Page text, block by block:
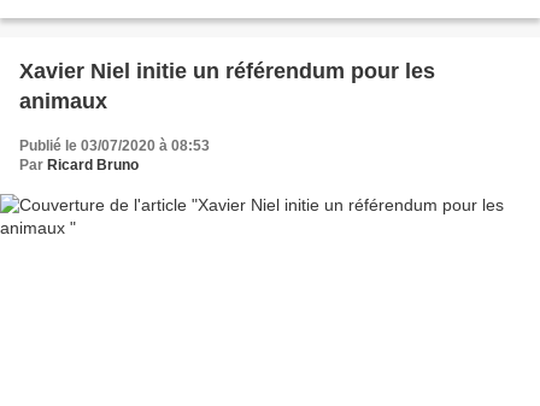
Xavier Niel initie un référendum pour les
animaux
Publié le 03/07/2020 à 08:53
Par Ricard Bruno